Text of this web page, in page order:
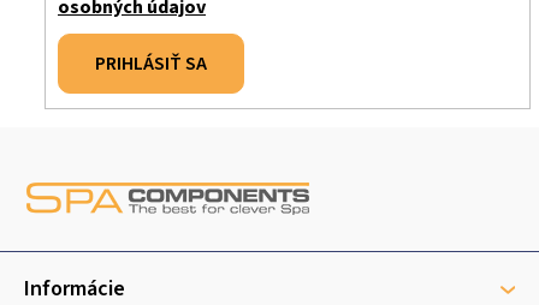
osobných údajov
PRIHLÁSIŤ SA
ä
Informácie